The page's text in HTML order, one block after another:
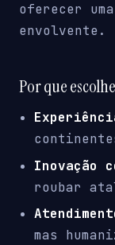
oferecer
envolvente.
Por que
Inovação
roubar
mas